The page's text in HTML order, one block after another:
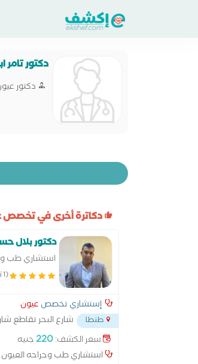
دكتور تامر
دكتور
دكاترة أخرى في تخصص
دكتور بلال
استشاري طب
(1 تقييم)
إستشاري تخصص عيون
طنطا شارع البحر تقاطع
سعر الكشف:220جنيه
استشاري طب وجراحه